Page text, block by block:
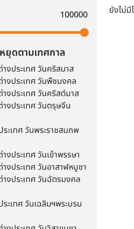
ยุดตามเทศกาล
างประเทศ วันคริสมาส
างประเทศ วันพืชมงคล
างประเทศ วันคริสต์มาส
างประเทศ วันตรุษจีน
ระเทศ วันพระราชสมภพ
งประเทศ วันเข้าพรรษา
างประเทศ วันอาสาฬหบูชา
างประเทศ วันฉัตรมงคล
ะเทศ วันเฉลิมฯพระบรม
ยังไม่